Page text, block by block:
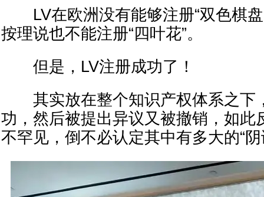
LV在欧洲没有能够注册“双色棋盘
按理说也不能注册“四叶花”。
但是，LV注册成功了！
其实放在整个知识产权体系之下
功，然后被提出异议又被撤销，如此
不罕见，倒不必认定其中有多大的“阴